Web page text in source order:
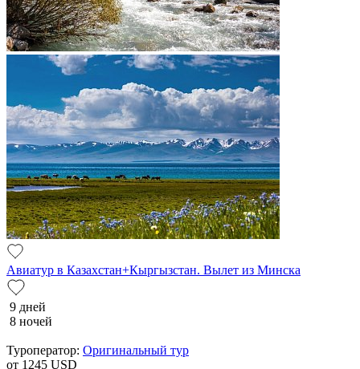
Авиатур в Казахстан+Кыргызстан. Вылет из Минска
9 дней
8 ночей
Туроператор: Оригинальный тур
от 1245 USD